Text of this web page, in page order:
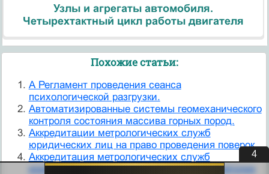
Узлы и агрегаты автомобиля.
Четырехтактный цикл работы двигателя
Похожие статьи:
А Регламент проведения сеанса
психологической разгрузки.
Автоматизированные системы геомеханического
контроля состояния массива горных пород.
Аккредитации метрологических служб
юридических лиц на право проведения поверок
Аккредитация метрологических служб
юридических лиц на право аттестации методик
3